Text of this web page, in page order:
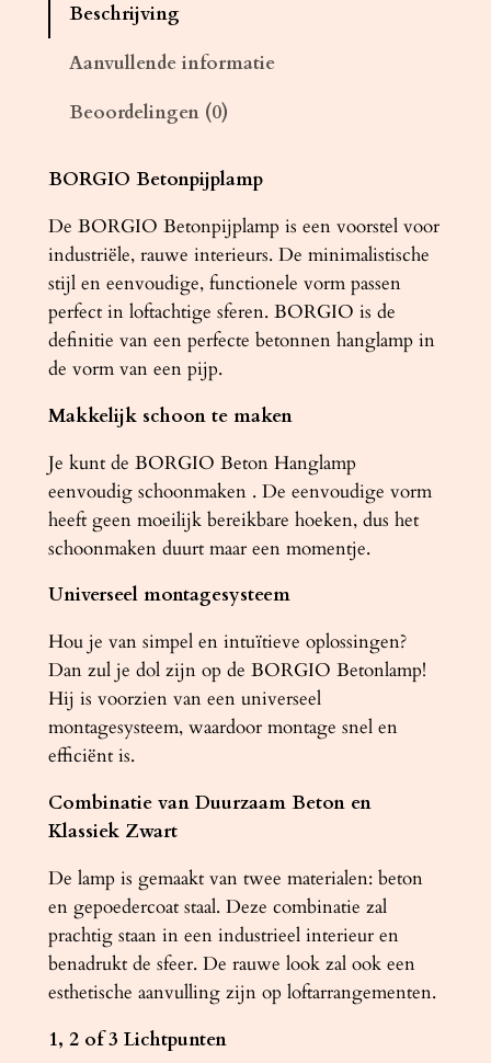
G
O
3
P
w
i
t
a
n
t
a
l
Beschrijving
Aanvullende informatie
Beoordelingen (0)
BORGIO Betonpijplamp
De BORGIO Betonpijplamp is een voorstel voor
industriële, rauwe interieurs. De minimalistische
stijl en eenvoudige, functionele vorm passen
perfect in loftachtige sferen. BORGIO is de
definitie van een perfecte betonnen hanglamp in
de vorm van een pijp.
Makkelijk schoon te maken
Je kunt de BORGIO Beton Hanglamp
eenvoudig schoonmaken . De eenvoudige vorm
heeft geen moeilijk bereikbare hoeken, dus het
schoonmaken duurt maar een momentje.
Universeel montagesysteem
Hou je van simpel en intuïtieve oplossingen?
Dan zul je dol zijn op de BORGIO Betonlamp!
Hij is voorzien van een universeel
montagesysteem, waardoor montage snel en
efficiënt is.
Combinatie van Duurzaam Beton en
Klassiek Zwart
De lamp is gemaakt van twee materialen: beton
en gepoedercoat staal. Deze combinatie zal
prachtig staan ​​in een industrieel interieur en
benadrukt de sfeer. De rauwe look zal ook een
esthetische aanvulling zijn op loftarrangementen.
1, 2 of 3 Lichtpunten